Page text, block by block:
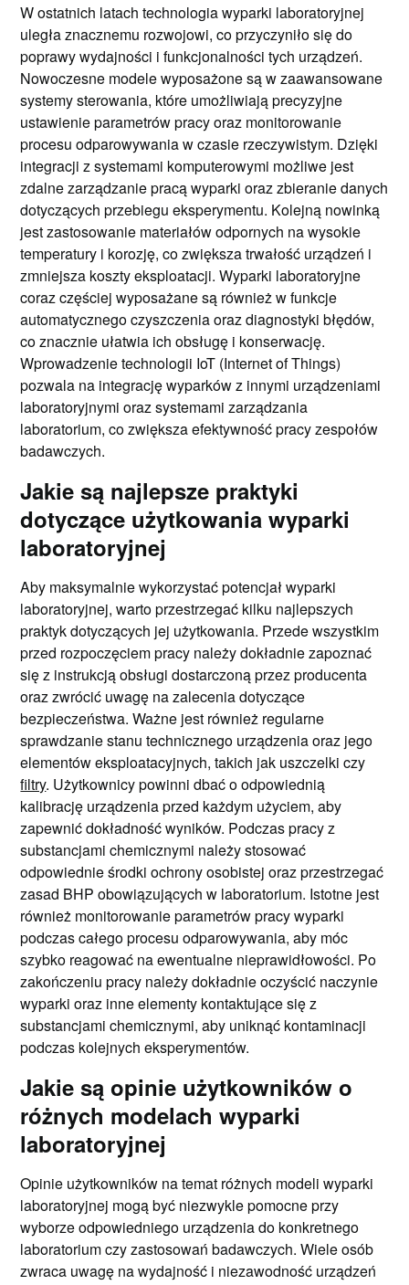
W ostatnich latach technologia wyparki laboratoryjnej
uległa znacznemu rozwojowi, co przyczyniło się do
poprawy wydajności i funkcjonalności tych urządzeń.
Nowoczesne modele wyposażone są w zaawansowane
systemy sterowania, które umożliwiają precyzyjne
ustawienie parametrów pracy oraz monitorowanie
procesu odparowywania w czasie rzeczywistym. Dzięki
integracji z systemami komputerowymi możliwe jest
zdalne zarządzanie pracą wyparki oraz zbieranie danych
dotyczących przebiegu eksperymentu. Kolejną nowinką
jest zastosowanie materiałów odpornych na wysokie
temperatury i korozję, co zwiększa trwałość urządzeń i
zmniejsza koszty eksploatacji. Wyparki laboratoryjne
coraz częściej wyposażane są również w funkcje
automatycznego czyszczenia oraz diagnostyki błędów,
co znacznie ułatwia ich obsługę i konserwację.
Wprowadzenie technologii IoT (Internet of Things)
pozwala na integrację wyparków z innymi urządzeniami
laboratoryjnymi oraz systemami zarządzania
laboratorium, co zwiększa efektywność pracy zespołów
badawczych.
Jakie są najlepsze praktyki
dotyczące użytkowania wyparki
laboratoryjnej
Aby maksymalnie wykorzystać potencjał wyparki
laboratoryjnej, warto przestrzegać kilku najlepszych
praktyk dotyczących jej użytkowania. Przede wszystkim
przed rozpoczęciem pracy należy dokładnie zapoznać
się z instrukcją obsługi dostarczoną przez producenta
oraz zwrócić uwagę na zalecenia dotyczące
bezpieczeństwa. Ważne jest również regularne
sprawdzanie stanu technicznego urządzenia oraz jego
elementów eksploatacyjnych, takich jak uszczelki czy
filtry. Użytkownicy powinni dbać o odpowiednią
kalibrację urządzenia przed każdym użyciem, aby
zapewnić dokładność wyników. Podczas pracy z
substancjami chemicznymi należy stosować
odpowiednie środki ochrony osobistej oraz przestrzegać
zasad BHP obowiązujących w laboratorium. Istotne jest
również monitorowanie parametrów pracy wyparki
podczas całego procesu odparowywania, aby móc
szybko reagować na ewentualne nieprawidłowości. Po
zakończeniu pracy należy dokładnie oczyścić naczynie
wyparki oraz inne elementy kontaktujące się z
substancjami chemicznymi, aby uniknąć kontaminacji
podczas kolejnych eksperymentów.
Jakie są opinie użytkowników o
różnych modelach wyparki
laboratoryjnej
Opinie użytkowników na temat różnych modeli wyparki
laboratoryjnej mogą być niezwykle pomocne przy
wyborze odpowiedniego urządzenia do konkretnego
laboratorium czy zastosowań badawczych. Wiele osób
zwraca uwagę na wydajność i niezawodność urządzeń